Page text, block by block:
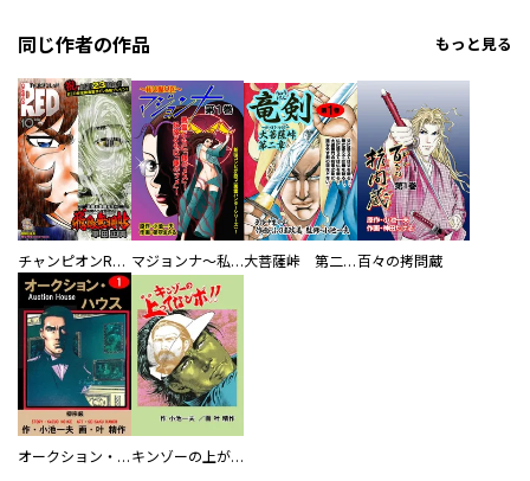
同じ作者の作品 もっと見る
チャンピオンRED マジョンナ～私は魔女医 大菩薩峠 第二章 竜剣百々の拷問蔵
オークション・ハウス キンゾーの上がってなンボ ！！